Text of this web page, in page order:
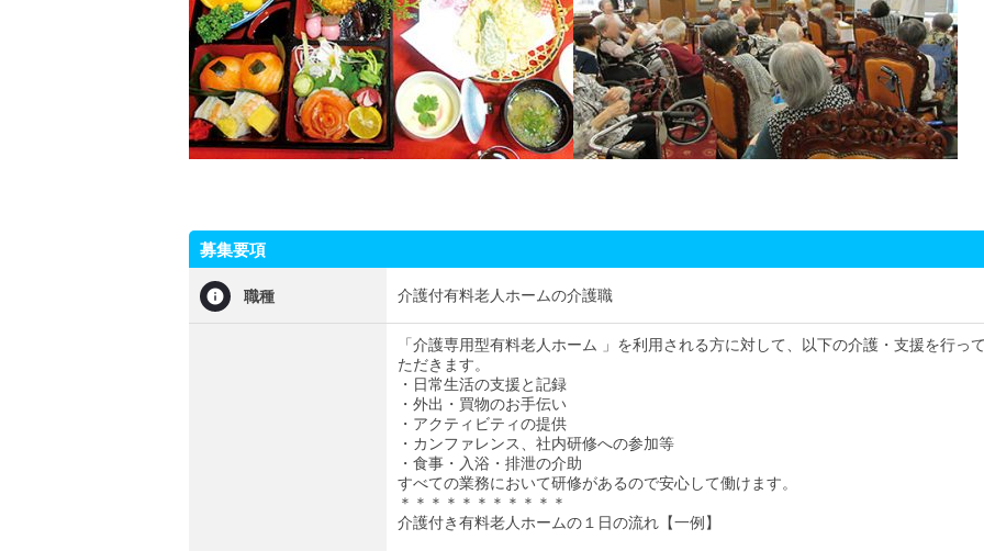
募集要項
職種 介護付有料老人ホームの介護職
「介護専用型有料老人ホーム 」を利用される方に対して、以下の介護・支援を行っ
ただきます。
・日常生活の支援と記録
・外出・買物のお手伝い
・アクティビティの提供
・カンファレンス、社内研修への参加等
・食事・入浴・排泄の介助
すべての業務において研修があるので安心して働けます。
＊＊＊＊＊＊＊＊＊＊＊
介護付き有料老人ホームの１日の流れ【一例】